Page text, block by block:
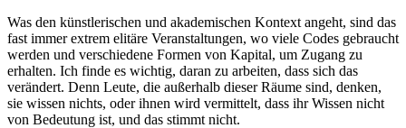
Was den künstlerischen und akademischen Kontext angeht, sind das
fast immer extrem elitäre Veranstaltungen, wo viele Codes gebraucht
werden und verschiedene Formen von Kapital, um Zugang zu
erhalten. Ich finde es wichtig, daran zu arbeiten, dass sich das
verändert. Denn Leute, die außerhalb dieser Räume sind, denken,
sie wissen nichts, oder ihnen wird vermittelt, dass ihr Wissen nicht
von Bedeutung ist, und das stimmt nicht.